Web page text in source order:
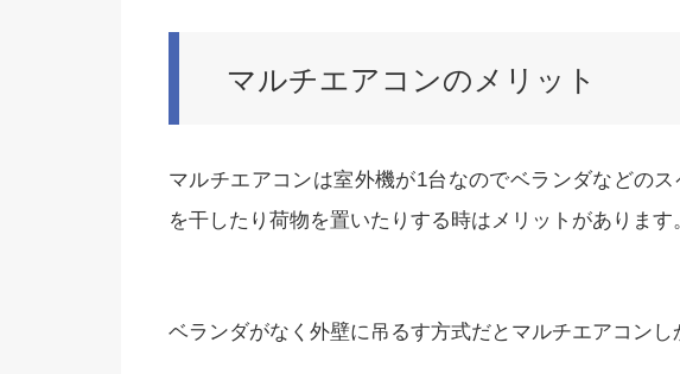
マルチエアコンのメリット
マルチエアコンは室外機が1台なのでベランダなどの
を干したり荷物を置いたりする時はメリットがあります
ベランダがなく外壁に吊るす方式だとマルチエアコンし